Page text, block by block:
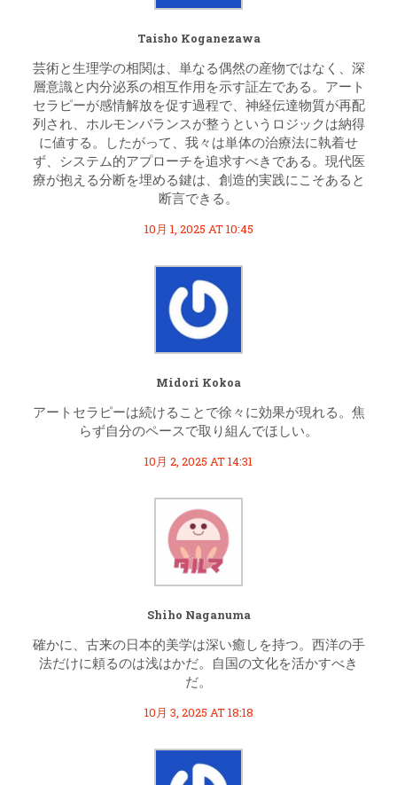
Taisho Koganezawa
芸術と生理学の相関は、単なる偶然の産物ではなく、深
層意識と内分泌系の相互作用を示す証左である。アート
セラピーが感情解放を促す過程で、神経伝達物質が再配
列され、ホルモンバランスが整うというロジックは納得
に値する。したがって、我々は単体の治療法に執着せ
ず、システム的アプローチを追求すべきである。現代医
療が抱える分断を埋める鍵は、創造的実践にこそあると
断言できる。
10月 1, 2025 AT 10:45
Midori Kokoa
アートセラピーは続けることで徐々に効果が現れる。焦
らず自分のペースで取り組んでほしい。
10月 2, 2025 AT 14:31
Shiho Naganuma
確かに、古来の日本的美学は深い癒しを持つ。西洋の手
法だけに頼るのは浅はかだ。自国の文化を活かすべき
だ。
10月 3, 2025 AT 18:18